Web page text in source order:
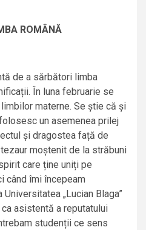
ROMÂNĂ
de a sărbători limba
În luna februarie se
materne. Se știe că și
un asemenea prilej
și dragostea față de
moștenit de la străbuni
care ține uniți pe
când îmi începeam
„Lucian Blaga”
asistentă a reputatului
studenții ce sens